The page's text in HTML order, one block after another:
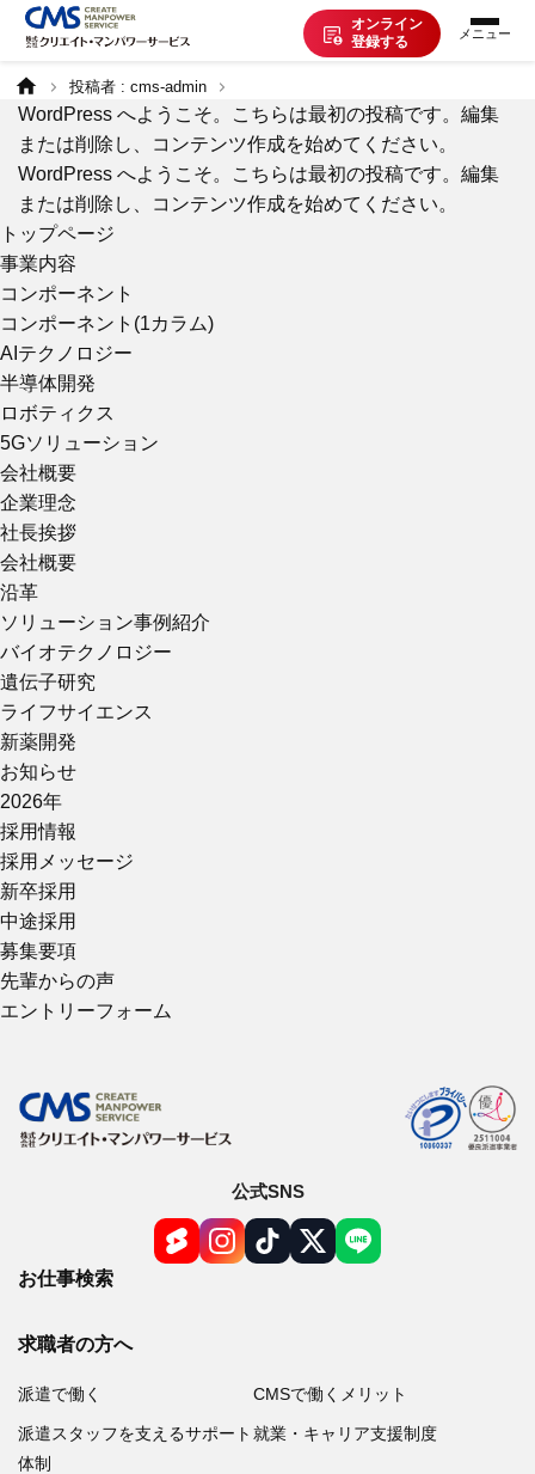
オンライン
登録する
お仕事を探す
派遣で働く
登録の流れ
派遣の知識
企業の方へ
CMSについて
オンライン登録する
Hello world!
投稿者 : cms-admin
WordPress へようこそ。こちらは最初の投稿です。編集
または削除し、コンテンツ作成を始めてください。
WordPress へようこそ。こちらは最初の投稿です。編集
または削除し、コンテンツ作成を始めてください。
トップページ
事業内容
コンポーネント
コンポーネント(1カラム)
AIテクノロジー
半導体開発
ロボティクス
5Gソリューション
会社概要
企業理念
社長挨拶
会社概要
沿革
ソリューション事例紹介
バイオテクノロジー
遺伝子研究
ライフサイエンス
新薬開発
お知らせ
2026年
採用情報
採用メッセージ
新卒採用
中途採用
募集要項
先輩からの声
エントリーフォーム
公式SNS
お仕事検索
求職者の方へ
派遣で働く CMSで働くメリット
派遣スタッフを支えるサポート
体制
就業・キャリア支援制度